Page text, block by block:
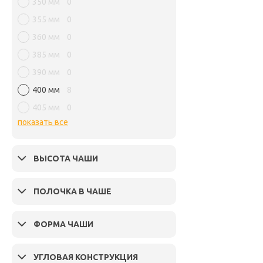
355 мм
0
360 мм
0
385 мм
0
390 мм
0
400 мм
8
405 мм
0
показать все
ВЫСОТА ЧАШИ
ПОЛОЧКА В ЧАШЕ
ФОРМА ЧАШИ
УГЛОВАЯ КОНСТРУКЦИЯ